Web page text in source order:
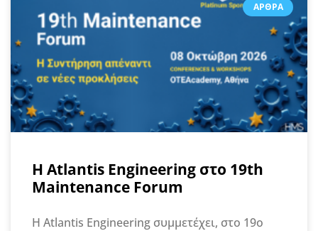
ΆΡΘΡΑ
Η Atlantis Engineering στο 19th
Maintenance Forum
Η Atlantis Engineering συμμετέχει, στο 19ο